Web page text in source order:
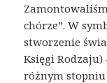
chórze”. W
stworzenie
Księgi Rodzaju)
różnym stopniu